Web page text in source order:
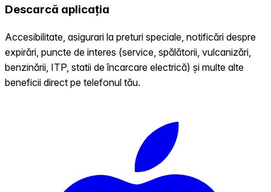
Descarcă aplicația
Accesibilitate, asigurari la preturi speciale, notificări despre
expirări, puncte de interes (service, spălătorii, vulcanizări,
benzinării, ITP, statii de încarcare electrică) și multe alte
beneficii direct pe telefonul tău.